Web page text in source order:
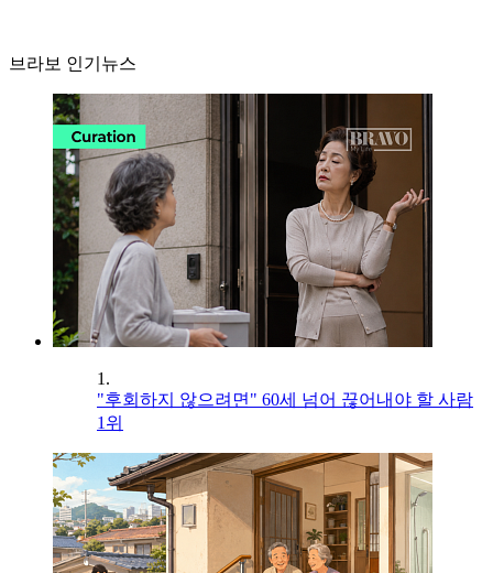
브라보 인기뉴스
1.
"후회하지 않으려면" 60세 넘어 끊어내야 할 사람
1위